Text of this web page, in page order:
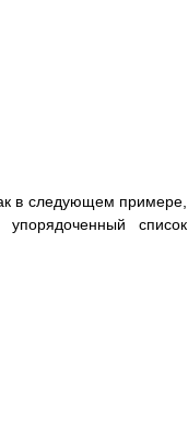
гарантируется).
в следующем примере,
список